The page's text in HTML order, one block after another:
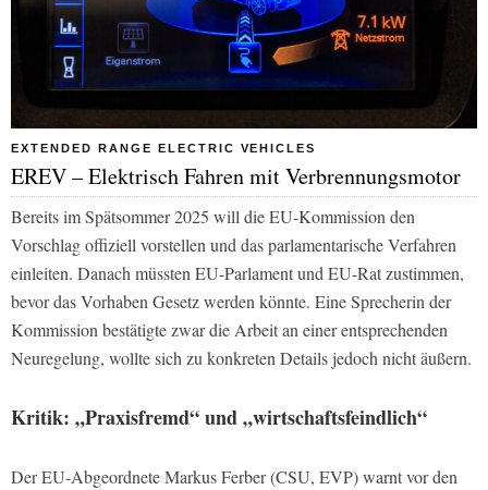
EXTENDED RANGE ELECTRIC VEHICLES
EREV – Elektrisch Fahren mit Verbrennungsmotor
Bereits im Spätsommer 2025 will die EU-Kommission den
Vorschlag offiziell vorstellen und das parlamentarische Verfahren
einleiten. Danach müssten EU-Parlament und EU-Rat zustimmen,
bevor das Vorhaben Gesetz werden könnte. Eine Sprecherin der
Kommission bestätigte zwar die Arbeit an einer entsprechenden
Neuregelung, wollte sich zu konkreten Details jedoch nicht äußern.
Kritik: „Praxisfremd“ und „wirtschaftsfeindlich“
Der EU-Abgeordnete Markus Ferber (CSU, EVP) warnt vor den